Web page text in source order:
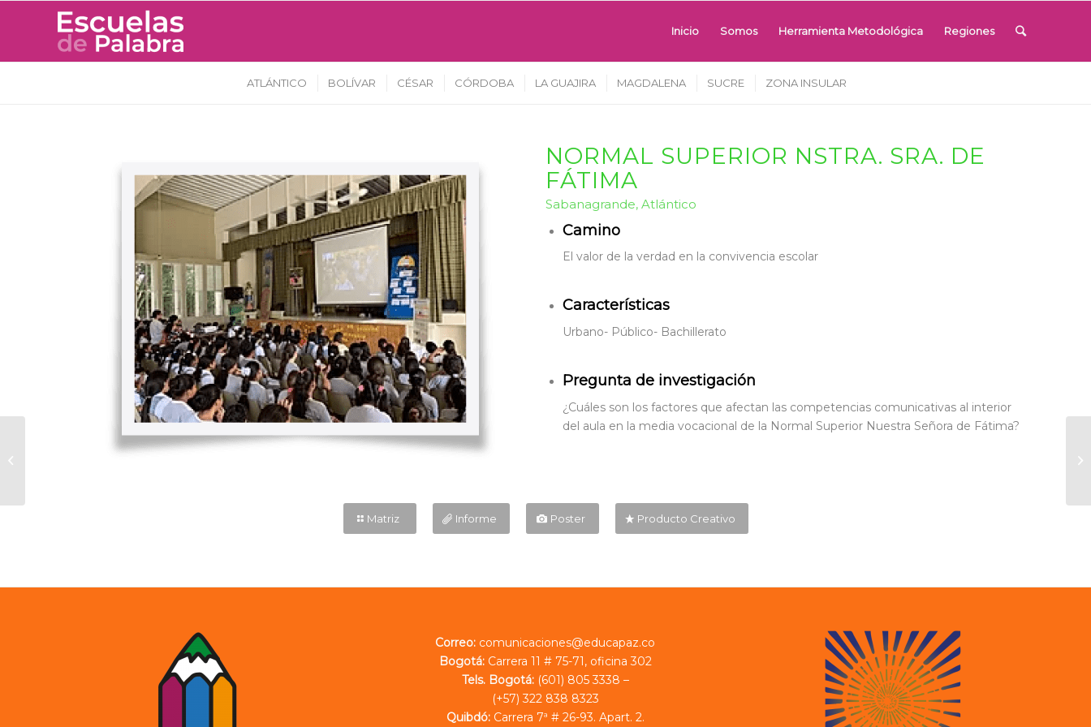
Inicio Somos Herramienta Metodológica Regiones
ATLÁNTICO BOLÍVAR CÉSAR CÓRDOBA LA GUAJIRA MAGDALENA SUCRE ZONA INSULAR
NORMAL SUPERIOR NSTRA. SRA. DE
FÁTIMA
Sabanagrande, Atlántico
Camino
El valor de la verdad en la convivencia escolar
Características
Urbano- Público- Bachillerato
Pregunta de investigación
¿Cuáles son los factores que afectan las competencias comunicativas al interior
del aula en la media vocacional de la Normal Superior Nuestra Señora de Fátima?
Matriz Informe Poster Producto Creativo
Correo: comunicaciones@educapaz.co
Bogotá:Carrera 11 # 75-71, oficina 302
Tels. Bogotá:(601) 805 3338 –
(+57) 322 838 8323
Quibdó:Carrera 7ª # 26-93. Apart. 2.
I. E. COMUNITARIA